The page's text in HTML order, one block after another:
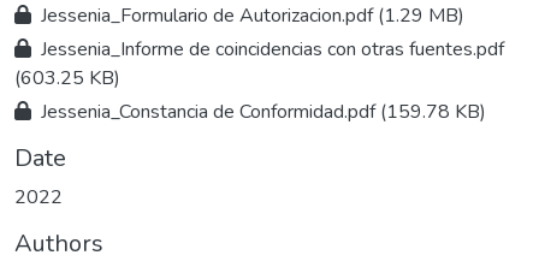
Jessenia_Formulario de Autorizacion.pdf(1.29 MB)
Jessenia_Informe de coincidencias con otras fuentes.pdf
(603.25 KB)
Jessenia_Constancia de Conformidad.pdf(159.78 KB)
Date
2022
Authors